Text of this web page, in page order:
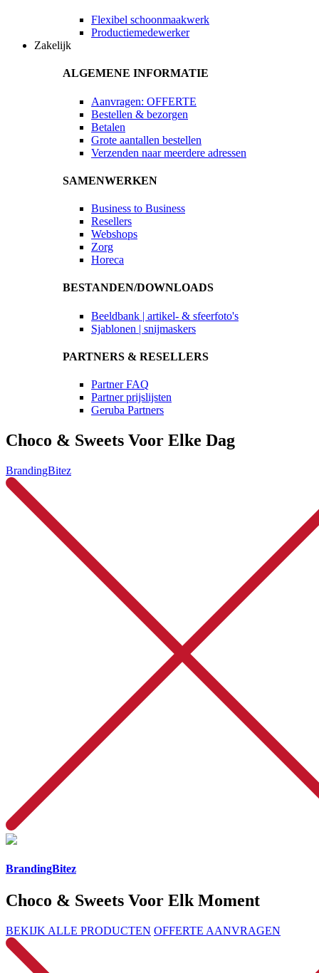
Flexibel schoonmaakwerk
Productiemedewerker
Zakelijk
ALGEMENE INFORMATIE
Aanvragen: OFFERTE
Bestellen & bezorgen
Betalen
Grote aantallen bestellen
Verzenden naar meerdere adressen
SAMENWERKEN
Business to Business
Resellers
Webshops
Zorg
Horeca
BESTANDEN/DOWNLOADS
Beeldbank | artikel- & sfeerfoto's
Sjablonen | snijmaskers
PARTNERS & RESELLERS
Partner FAQ
Partner prijslijsten
Geruba Partners
Choco & Sweets Voor Elke Dag
BrandingBitez
BrandingBitez
Choco & Sweets Voor Elk Moment
BEKIJK ALLE PRODUCTEN OFFERTE AANVRAGEN